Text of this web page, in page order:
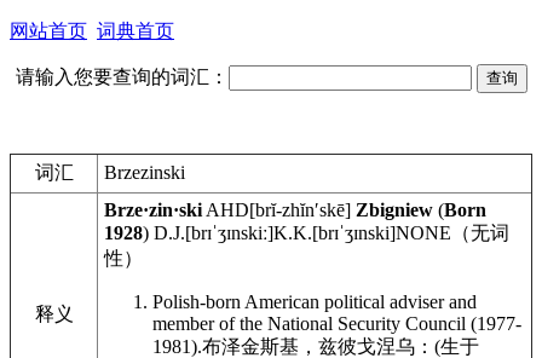
网站首页 词典首页
请输入您要查询的词汇：
词汇 Brzezinski
释义
Brze·zin·ski AHD[brĭ-zhĭnʹskē] Zbigniew (Born
1928) D.J.[brɪˈʒɪnskiː]K.K.[brɪˈʒɪnski]NONE （无词
性）
Polish-born American political adviser and
member of the National Security Council (1977-
1981).布泽金斯基，兹彼戈涅乌：(生于